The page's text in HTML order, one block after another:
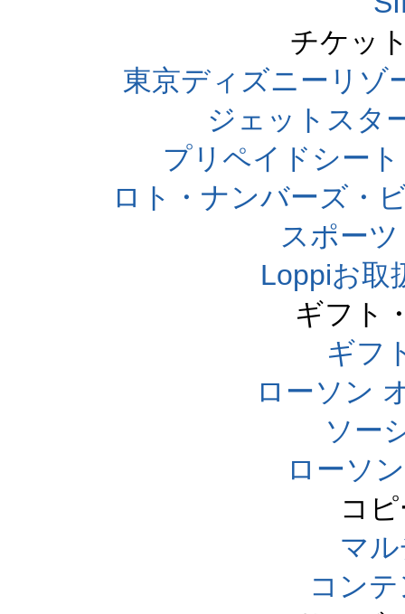
チケッ
東京ディズニーリゾ
ジェットスタ
プリペイドシー
ロト・ナンバーズ・
スポー
Loppiお取
ギフト
ギフ
ローソン
ソー
ローソ
コ
マ
コン